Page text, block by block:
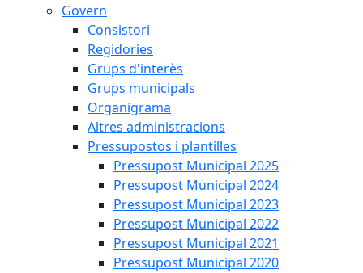
Govern
Consistori
Regidories
Grups d'interès
Grups municipals
Organigrama
Altres administracions
Pressupostos i plantilles
Pressupost Municipal 2025
Pressupost Municipal 2024
Pressupost Municipal 2023
Pressupost Municipal 2022
Pressupost Municipal 2021
Pressupost Municipal 2020